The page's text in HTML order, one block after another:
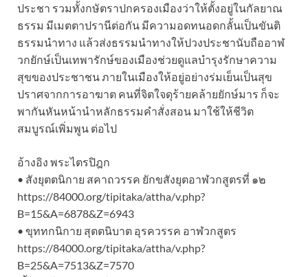
ประชา รวมทั้งกษัตราปกครองเมืองว่าให้ตั้งอยู่ในกัลยาณ
ธรรม มีเมตตาปรานีต่อกัน มีความอดทนอดกลั้นเป็นขันติ
ธรรมนำทาง แล้วส่งธรรมนำทางให้ปวงประชานับถืออาฬ
วกยักษ์เป็นเทพารักษ์ของเมืองช่วยดูแลบำรุงรักษาความ
สุขของประชาชน ภายในเมืองให้อยู่อย่างร่มเย็นเป็นสุข
ปราศจากการอาฆาต คนที่จิตใจดุร้ายคล้ายยักษ์มาร ก็จะ
พากันหันหน้านำหลักธรรมคำสั่งสอน มาใช้ให้ชีวิต
สมบูรณ์เพิ่มพูน ต่อไป
อ้างอิง พระไตรปิฎก
• สังยุตตนิกาย สคาถวรรค ยักขสังยุตอาฬวกสูตรที่ ๑๒
https://84000.org/tipitaka/attha/v.php?
B=15&A=6878&Z=6943
• ขุททกนิกาย สุตตนิบาต อุรควรรค อาฬวกสูตร
https://84000.org/tipitaka/attha/v.php?
B=25&A=7513&Z=7570